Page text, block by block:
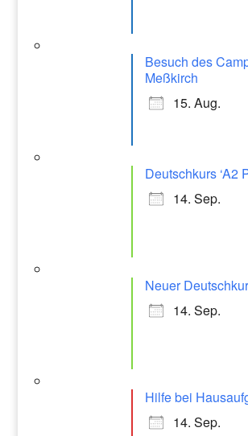
Besuch des
Meßkirch
15. Aug.
Deutschkurs ‘A2
14. Sep.
Neuer
14. Sep.
Hilfe bei
14. Sep.